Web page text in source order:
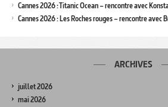
Cannes 2026 : Titanic Ocean – rencontre avec
Cannes 2026 : Les Roches rouges – rencontre avec
ARCHIVES
juillet 2026
mai 2026